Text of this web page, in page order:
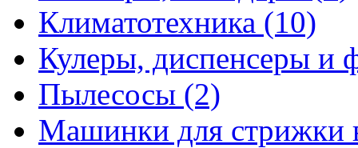
Климатотехника (10)
Кулеры, диспенсеры и
Пылесосы (2)
Машинки для стрижки